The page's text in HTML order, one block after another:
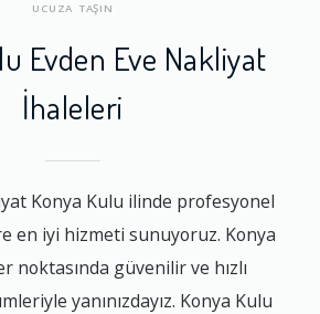
UCUZA TAŞIN
Evden Eve Nakliyat
İhaleleri
Konya Kulu ilinde profesyonel
en iyi hizmeti sunuyoruz. Konya
noktasında güvenilir ve hızlı
yanınızdayız. Konya Kulu